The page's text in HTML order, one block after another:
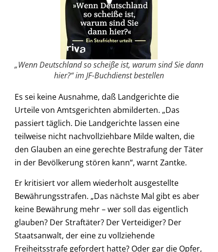
„Wenn Deutschland so scheiße ist, warum sind Sie dann
hier?“ im JF-Buchdienst bestellen
Es sei keine Ausnahme, daß Landgerichte die
Urteile von Amtsgerichten abmilderten. „Das
passiert täglich. Die Landgerichte lassen eine
teilweise nicht nachvollziehbare Milde walten, die
den Glauben an eine gerechte Bestrafung der Täter
in der Bevölkerung stören kann“, warnt Zantke.
Er kritisiert vor allem wiederholt ausgestellte
Bewährungsstrafen. „Das nächste Mal gibt es aber
keine Bewährung mehr – wer soll das eigentlich
glauben? Der Straftäter? Der Verteidiger? Der
Staatsanwalt, der eine zu vollziehende
Freiheitsstrafe gefordert hatte? Oder gar die Opfer,